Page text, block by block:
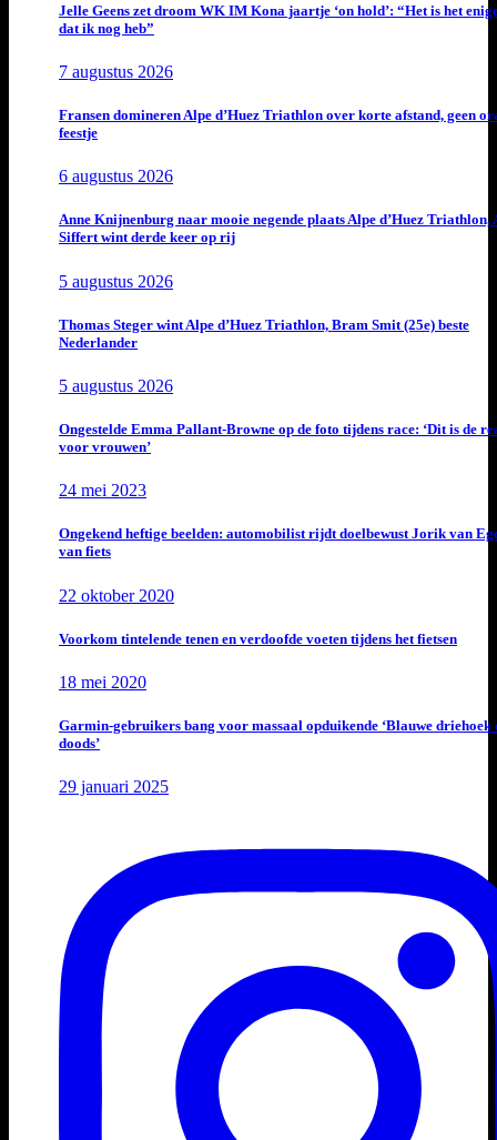
Jelle Geens zet droom WK IM Kona jaartje ‘on hold’: “Het is het
dat ik nog heb”
7 augustus 2026
Fransen domineren Alpe d’Huez Triathlon over korte afstand, geen
feestje
6 augustus 2026
Anne Knijnenburg naar mooie negende plaats Alpe d’Huez Triathlon,
Siffert wint derde keer op rij
5 augustus 2026
Thomas Steger wint Alpe d’Huez Triathlon, Bram Smit (25e) beste
Nederlander
5 augustus 2026
Ongestelde Emma Pallant-Browne op de foto tijdens race: ‘Dit is de
voor vrouwen’
24 mei 2023
Ongekend heftige beelden: automobilist rijdt doelbewust Jorik van
van fiets
22 oktober 2020
Voorkom tintelende tenen en verdoofde voeten tijdens het fietsen
18 mei 2020
Garmin-gebruikers bang voor massaal opduikende ‘Blauwe driehoek
doods’
29 januari 2025